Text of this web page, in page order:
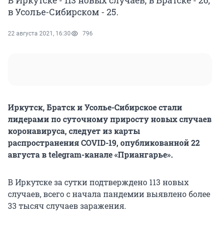
в Усолье-Сибирском - 25.
22 августа 2021, 16:30 796
Иркутск, Братск и Усолье-Сибирское стали
лидерами по суточному приросту новых случаев
коронавируса, следует из карты
распространения COVID-19, опубликованной 22
августа в telegram-канале «Приангарье».
В Иркутске за сутки подтверждено 113 новых
случаев, всего с начала пандемии выявлено более
33 тысяч случаев заражения.